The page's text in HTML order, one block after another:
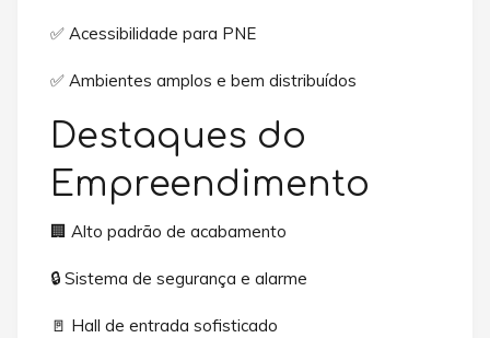
✅ Acessibilidade para PNE
✅ Ambientes amplos e bem distribuídos
Destaques do
Empreendimento
🏢 Alto padrão de acabamento
🔒 Sistema de segurança e alarme
🚪 Hall de entrada sofisticado